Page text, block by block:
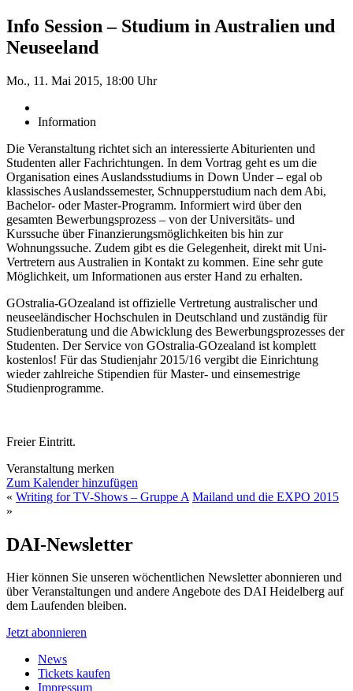
Info Session – Studium in Australien und
Neuseeland
Mo., 11. Mai 2015, 18:00 Uhr
Information
Die Veranstaltung richtet sich an interessierte Abiturienten und
Studenten aller Fachrichtungen. In dem Vortrag geht es um die
Organisation eines Auslandsstudiums in Down Under – egal ob
klassisches Auslandssemester, Schnupperstudium nach dem Abi,
Bachelor- oder Master-Programm. Informiert wird über den
gesamten Bewerbungsprozess – von der Universitäts- und
Kurssuche über Finanzierungsmöglichkeiten bis hin zur
Wohnungssuche. Zudem gibt es die Gelegenheit, direkt mit Uni-
Vertretern aus Australien in Kontakt zu kommen. Eine sehr gute
Möglichkeit, um Informationen aus erster Hand zu erhalten.
GOstralia-GOzealand ist offizielle Vertretung australischer und
neuseeländischer Hochschulen in Deutschland und zuständig für
Studienberatung und die Abwicklung des Bewerbungsprozesses der
Studenten. Der Service von GOstralia-GOzealand ist komplett
kostenlos! Für das Studienjahr 2015/16 vergibt die Einrichtung
wieder zahlreiche Stipendien für Master- und einsemestrige
Studienprogramme.
Freier Eintritt.
Veranstaltung merken
Zum Kalender hinzufügen
« Writing for TV-Shows – Gruppe A Mailand und die EXPO 2015
»
DAI-Newsletter
Hier können Sie unseren wöchentlichen Newsletter abonnieren und
über Veranstaltungen und andere Angebote des DAI Heidelberg auf
dem Laufenden bleiben.
Jetzt abonnieren
News
Tickets kaufen
Impressum